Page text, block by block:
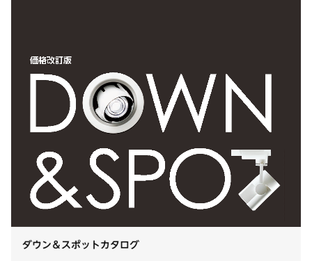
ダウン＆スポットカタログ